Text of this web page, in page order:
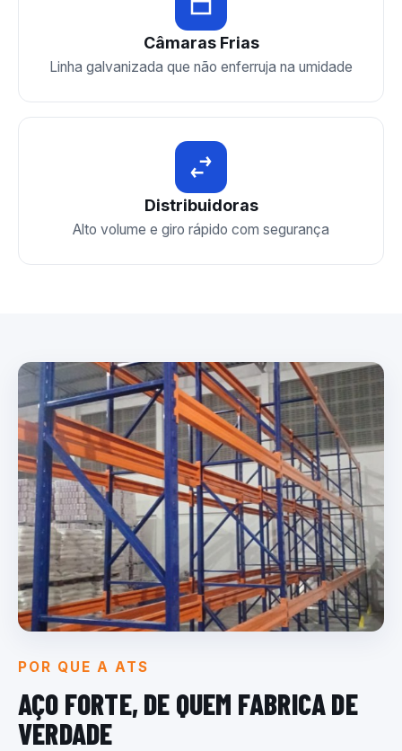
Câmaras Frias
Linha galvanizada que não enferruja na umidade
Distribuidoras
Alto volume e giro rápido com segurança
POR QUE A ATS
AÇO FORTE, DE QUEM FABRICA DE
VERDADE